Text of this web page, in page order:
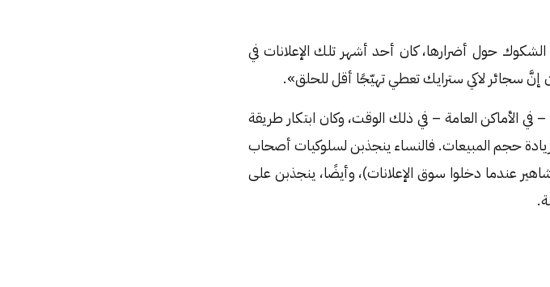
الشكوك حول أضرارها، كان أحد أشهر تلك الإعلانات في
في الأماكن العامة – في ذلك الوقت، وكان ابتكار طريقة
حجم المبيعات. فالنساء ينجذبن لسلوكيات أصحاب
عندما دخلوا سوق الإعلانات)، وأيضًا، ينجذبن على